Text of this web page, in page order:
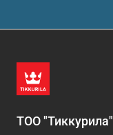
ТОО "Тиккурила"